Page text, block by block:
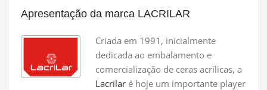
Apresentação da marca LACRILAR
Criada em 1991, inicialmente
dedicada ao embalamento e
comercialização de ceras acrílicas, a
Lacrilar é hoje um importante player